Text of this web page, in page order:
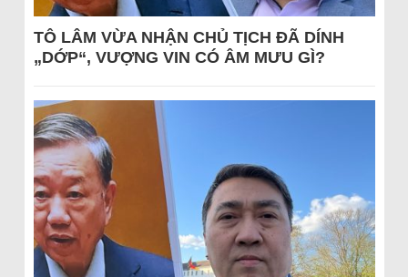
TÔ LÂM VỪA NHẬN CHỦ TỊCH ĐÃ DÍNH
„DỚP“, VƯỢNG VIN CÓ ÂM MƯU GÌ?